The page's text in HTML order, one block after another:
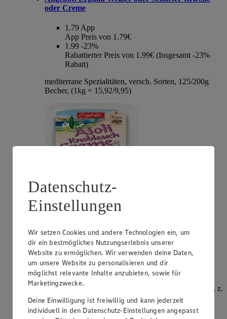
oder Creme
1.79 App
App Preis von 1.79€
1.99 -23%
Rabattierter Preis von 1.99€ (Insgesamt -23%
Rabatt)
mediterrane Spezialitäten, versch. Sorten, 125/200g
Becher, (1kg = 15,92/9,95)
Philadelphia
0.99App
App Preis von 0.99€
1.11 -51%
Rabattierter Preis von 1.11€ (Insgesamt -51%
Rabatt)
Frischkäsezubereitung, versch. Sorten und Fettstufen, z.
B.: Original 195g, Becher, (1kg = 5,69)
Datenschutz-
Einstellungen
Wir setzen Cookies und andere Technologien ein, um
dir ein bestmögliches Nutzungserlebnis unserer
Website zu ermöglichen. Wir verwenden deine Daten,
um unsere Website zu personalisieren und dir
möglichst relevante Inhalte anzubieten, sowie für
Marketingzwecke.
Deine Einwilligung ist freiwillig und kann jederzeit
individuell in den Datenschutz-Einstellungen angepasst